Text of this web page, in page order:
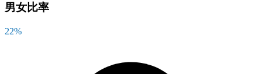
男女比率
22%